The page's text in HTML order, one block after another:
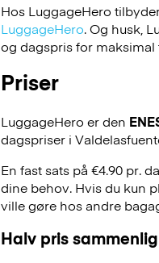
Hos LuggageHero
LuggageHero. Og husk,
og dagspris for maksimal
Priser
LuggageHero er den
dagspriser i
En fast sats på €4.90 pr.
dine behov. Hvis du kun
ville gøre hos andre
Halv pris